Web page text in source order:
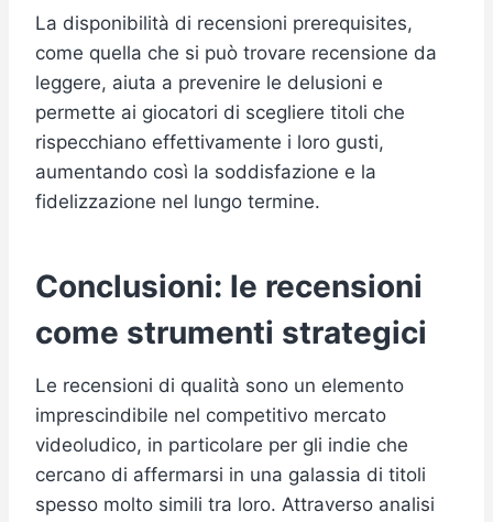
La disponibilità di recensioni prerequisites,
come quella che si può trovare recensione da
leggere, aiuta a prevenire le delusioni e
permette ai giocatori di scegliere titoli che
rispecchiano effettivamente i loro gusti,
aumentando così la soddisfazione e la
fidelizzazione nel lungo termine.
Conclusioni: le recensioni
come strumenti strategici
Le recensioni di qualità sono un elemento
imprescindibile nel competitivo mercato
videoludico, in particolare per gli indie che
cercano di affermarsi in una galassia di titoli
spesso molto simili tra loro. Attraverso analisi